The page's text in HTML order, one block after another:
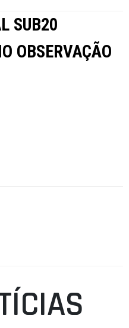
SUB20
OBSERVAÇÃO